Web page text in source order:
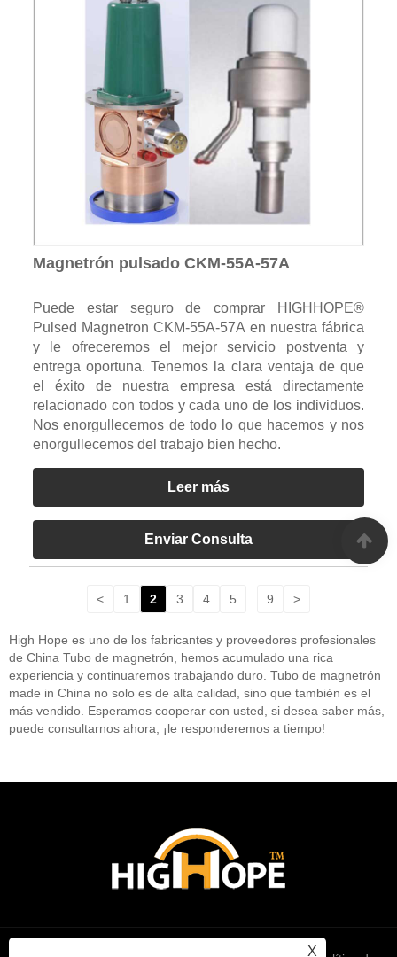
Magnetrón pulsado CKM-55A-57A
Puede estar seguro de comprar HIGHHOPE®
Pulsed Magnetron CKM-55A-57A en nuestra fábrica
y le ofreceremos el mejor servicio postventa y
entrega oportuna. Tenemos la clara ventaja de que
el éxito de nuestra empresa está directamente
relacionado con todos y cada uno de los individuos.
Nos enorgullecemos de todo lo que hacemos y nos
enorgullecemos del trabajo bien hecho.
Leer más
Enviar Consulta
< 1 2 3 4 5 9 >
High Hope es uno de los fabricantes y proveedores profesionales
de China Tubo de magnetrón, hemos acumulado una rica
experiencia y continuaremos trabajando duro. Tubo de magnetrón
made in China no solo es de alta calidad, sino que también es el
más vendido. Esperamos cooperar con usted, si desea saber más,
puede consultarnos ahora, ¡le responderemos a tiempo!
X